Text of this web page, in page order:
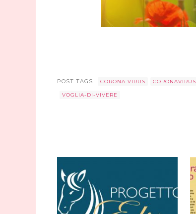
POST TAGS CORONA VIRUS CORONAVIRUS
VOGLIA-DI-VIVERE